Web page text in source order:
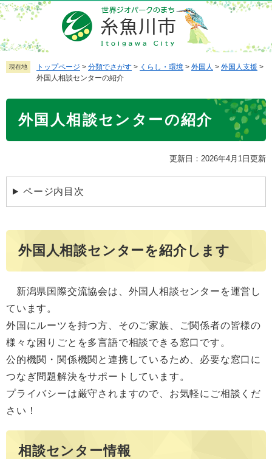
ペ
ー
ジ
の
先
メ
ニ
ュ
ー
を
本
現在地 トップページ > 分類でさがす > くらし・環境 > 外国人 > 外国人支援 >
外国人相談センターの紹介
外国人相談センターの紹介
更新日：2026年4月1日更新
ページ内目次
外国人相談センターを紹介します
新潟県国際交流協会は、外国人相談センターを運営し
ています。
外国にルーツを持つ方、そのご家族、ご関係者の皆様の
様々な困りごとを多言語で相談できる窓口です。
公的機関・関係機関と連携しているため、必要な窓口に
つなぎ問題解決をサポートしています。
プライバシーは厳守されますので、お気軽にご相談くだ
さい！
相談センター情報